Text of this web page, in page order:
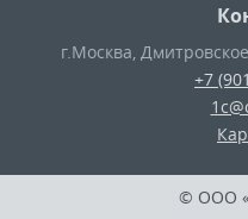
г.Москва
+7
© ООО